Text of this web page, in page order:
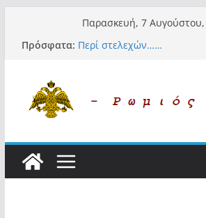
περιεχόμενο
Παρασκευή, 7
Πρόσφατα: Περί στελεχών……
Βόμβα: Με στήριξη Musk
Κασιδιάρη – Οι ένοικοι
Ελλάδα
Σύρος: Βρετανίδα
42 ημέρες μετά από